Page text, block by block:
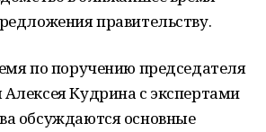
правительству.
по поручению председателя
Кудрина с экспертами
обсуждаются основные